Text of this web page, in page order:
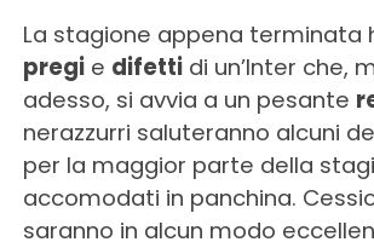
La stagione appena terminata
pregie difettidi un’Inter che,
adesso, si avvia a un pesante
nerazzurri saluteranno alcuni
per la maggior parte della
accomodati in panchina.
saranno in alcun modo